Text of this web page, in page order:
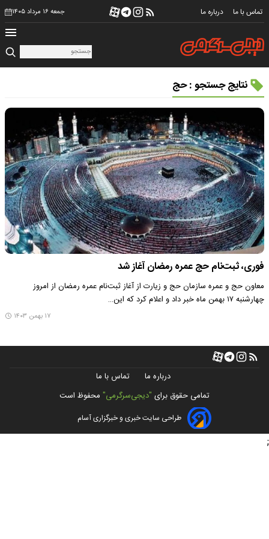
تماس با ما درباره ما جمعه ۱۶ مرداد ۱۴۰۵
نتایج جستجو : حج
فوری، ثبت‌نام حج عمره رمضان آغاز شد
معاون حج و عمره سازمان حج و زیارت از آغاز ثبت‌نام عمره رمضان از امروز
چهارشنبه ۱۷ بهمن ماه خبر داد و اعلام کرد که این…
۱۷ بهمن ۱۴۰۳
درباره ما
تماس با ما
تمامی حقوق برای "دیجی‌سرگرمی" محفوظ است
طراحی سایت خبری و خبرگزاری آسام
;